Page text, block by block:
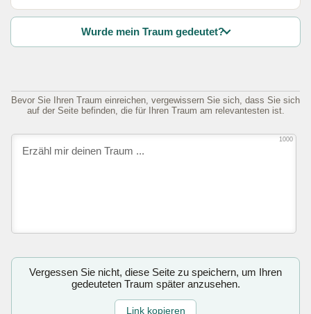
Wurde mein Traum gedeutet?
Bevor Sie Ihren Traum einreichen, vergewissern Sie sich, dass Sie sich
auf der Seite befinden, die für Ihren Traum am relevantesten ist.
1000
Vergessen Sie nicht, diese Seite zu speichern, um Ihren
gedeuteten Traum später anzusehen.
Link kopieren